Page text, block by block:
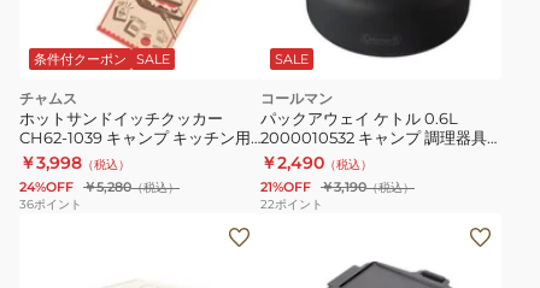
610209
ブ
ッ
ク
条件付クーポン SALE
チャムス
ホットサンドイッチクッカー
CH62-1039 キャンプ キッチン用
品
￥3,998 （税込）
24%OFF ￥5,280（税込）
36ポイント
SALE
コールマン
パックアウェイ ケトル 0.6L
2000010532 キャンプ 調理器具
やかん
￥2,490 （税込）
21%OFF ￥3,190（税込）
22ポイント